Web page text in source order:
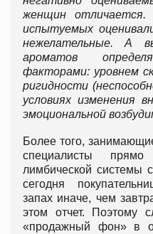
женщин
испытуемых
нежелательные. А
ароматов
факторами: уровнем
ригидности
условиях изменения
эмоциональной
Более того,
специалисты прямо
лимбической системы
сегодня
запах иначе, чем
этом отчет. Поэтому
«продажный фон» в